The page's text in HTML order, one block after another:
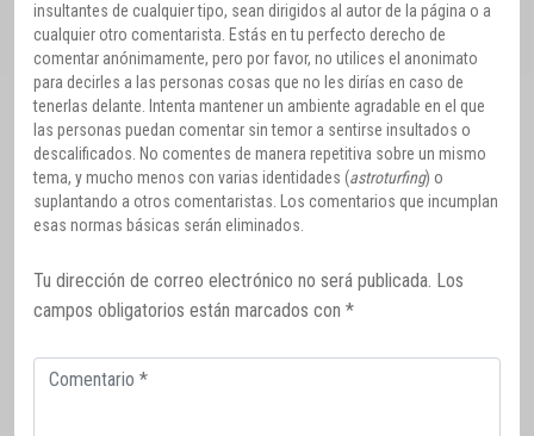
insultantes de cualquier tipo, sean dirigidos al autor de la página o a
cualquier otro comentarista. Estás en tu perfecto derecho de
comentar anónimamente, pero por favor, no utilices el anonimato
para decirles a las personas cosas que no les dirías en caso de
tenerlas delante. Intenta mantener un ambiente agradable en el que
las personas puedan comentar sin temor a sentirse insultados o
descalificados. No comentes de manera repetitiva sobre un mismo
tema, y mucho menos con varias identidades (astroturfing) o
suplantando a otros comentaristas. Los comentarios que incumplan
esas normas básicas serán eliminados.
Tu dirección de correo electrónico no será publicada. Los
campos obligatorios están marcados con *
Comentario